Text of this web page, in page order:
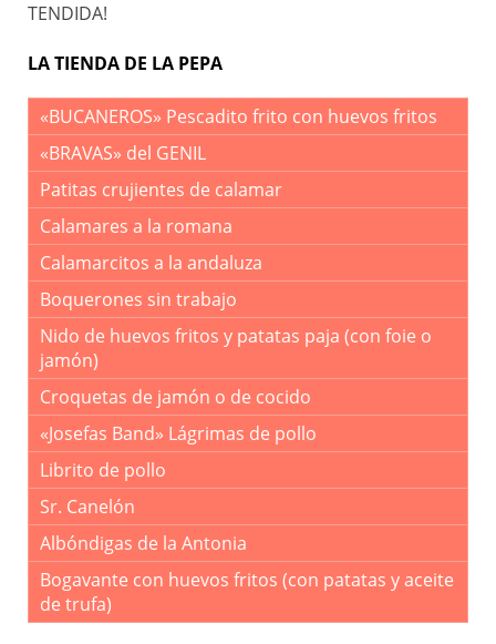
TENDIDA!
LA TIENDA DE LA PEPA
«BUCANEROS» Pescadito frito con huevos fritos
«BRAVAS» del GENIL
Patitas crujientes de calamar
Calamares a la romana
Calamarcitos a la andaluza
Boquerones sin trabajo
Nido de huevos fritos y patatas paja (con foie o
jamón)
Croquetas de jamón o de cocido
«Josefas Band» Lágrimas de pollo
Librito de pollo
Sr. Canelón
Albóndigas de la Antonia
Bogavante con huevos fritos (con patatas y aceite
de trufa)